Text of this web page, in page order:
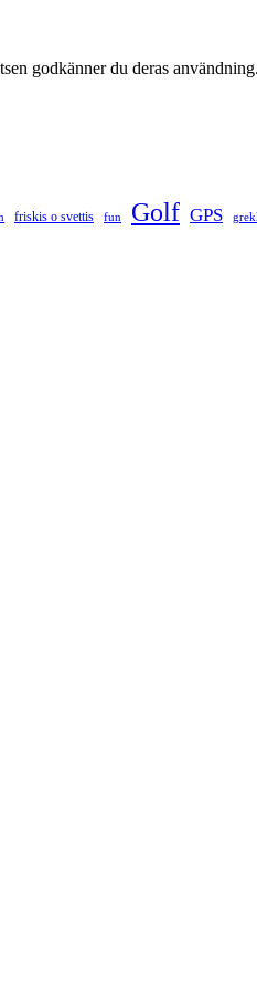
godkänner du deras användning.
friskis o svettis fun Golf GPS